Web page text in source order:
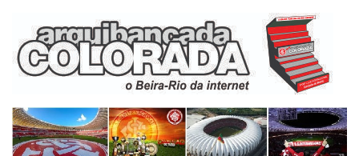
content
Arquibancada Colorada